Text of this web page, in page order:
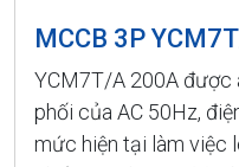
MCCB 3P
YCM7T/A 200A được
phối của AC 50Hz,
mức hiện tại làm việc